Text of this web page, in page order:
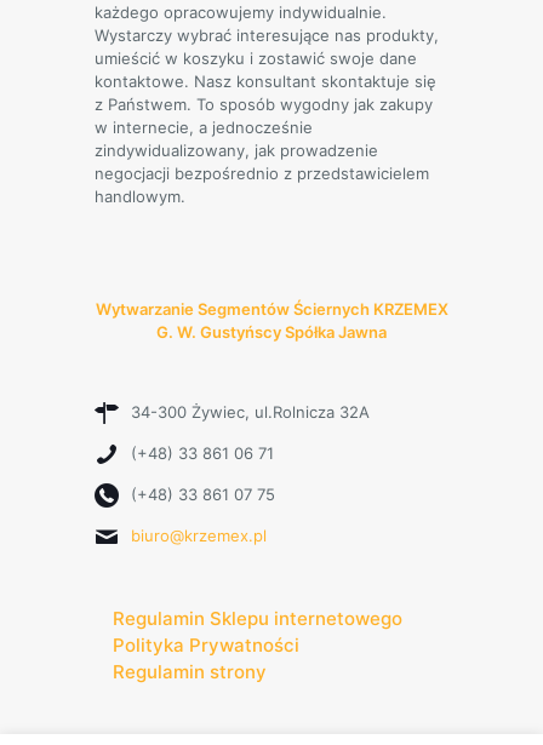
każdego opracowujemy indywidualnie.
Wystarczy wybrać interesujące nas produkty,
umieścić w koszyku i zostawić swoje dane
kontaktowe. Nasz konsultant skontaktuje się
z Państwem. To sposób wygodny jak zakupy
w internecie, a jednocześnie
zindywidualizowany, jak prowadzenie
negocjacji bezpośrednio z przedstawicielem
handlowym.
Wytwarzanie Segmentów Ściernych KRZEMEX
G. W. Gustyńscy Spółka Jawna
34-300 Żywiec, ul.Rolnicza 32A
(+48) 33 861 06 71
(+48) 33 861 07 75
biuro@krzemex.pl
Regulamin Sklepu internetowego
Polityka Prywatności
Regulamin strony